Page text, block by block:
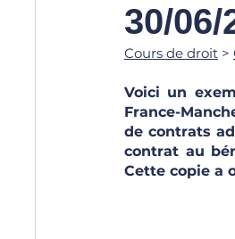
30/
Cours de droit >
Voici un
France-
de contrats
contrat au
Cette copie a